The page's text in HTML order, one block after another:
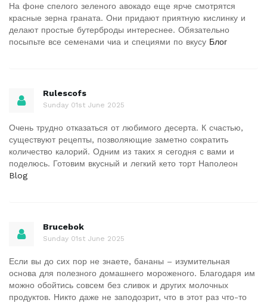
На фоне спелого зеленого авокадо еще ярче смотрятся
красные зерна граната. Они придают приятную кислинку и
делают простые бутерброды интереснее. Обязательно
посыпьте все семенами чиа и специями по вкусу Блог
Rulescofs
Sunday 01st June 2025
Очень трудно отказаться от любимого десерта. К счастью,
существуют рецепты, позволяющие заметно сократить
количество калорий. Одним из таких я сегодня с вами и
поделюсь. Готовим вкусный и легкий кето торт Наполеон
Blog
Brucebok
Sunday 01st June 2025
Если вы до сих пор не знаете, бананы – изумительная
основа для полезного домашнего мороженого. Благодаря им
можно обойтись совсем без сливок и других молочных
продуктов. Никто даже не заподозрит, что в этот раз что-то